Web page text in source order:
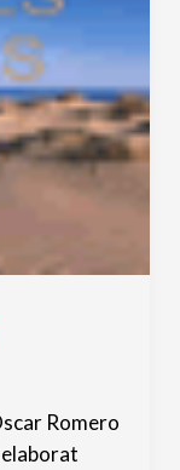
Romero
elaborat